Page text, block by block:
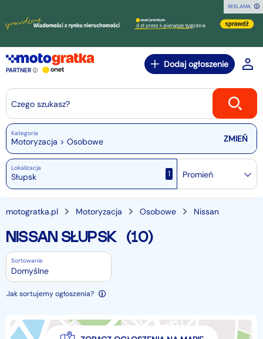
REKLAMA
PARTNER
Dodaj ogłoszenie
Czego szukasz?
Kategoria
Motoryzacja > Osobowe
Lokalizacja
1 Promień
motogratka.pl Motoryzacja Osobowe Nissan
NISSAN SŁUPSK (10)
Sortowanie
Domyślne
Jak sortujemy ogłoszenia?